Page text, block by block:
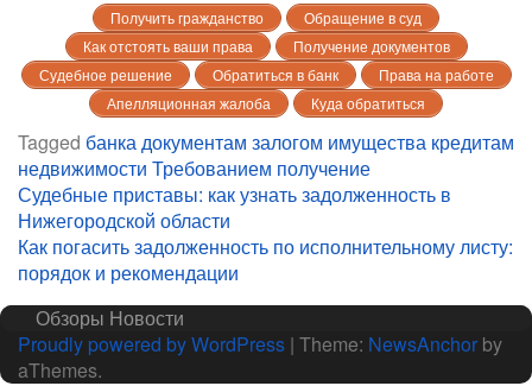
Получить гражданство
Обращение в суд
Как отстоять ваши права
Получение документов
Судебное решение
Обратиться в банк
Права на работе
Апелляционная жалоба
Куда обратиться
Tagged банкадокументам залогом имущества кредитам
недвижимости Требованием получение
Навигация
по
записям
Судебные приставы: как узнать задолженность в
Нижегородской области
Как погасить задолженность по исполнительному листу:
порядок и рекомендации
Обзоры Новости
Proudly powered by WordPress | Theme: NewsAnchor by
aThemes.